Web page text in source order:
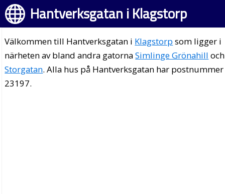
Hantverksgatan i Klagstorp
Välkommen till Hantverksgatan i Klagstorp som ligger i
närheten av bland andra gatornaSimlinge Grönahill och
Storgatan. Alla hus på Hantverksgatan har postnummer
23197.